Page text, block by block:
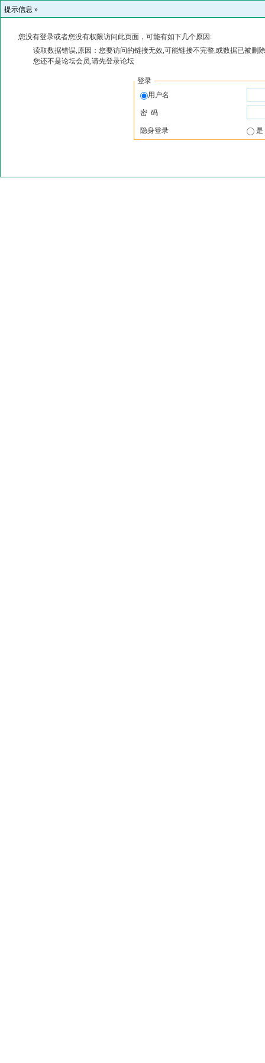
提示信息 »
您没有登录或者您没有权限访问此页面，可能有如下几个原因:
读取数据错误,原因：您要访问的链接无效,可能链接不完整,或数据已被删
您还不是论坛会员,请先登录论坛
登录
用户名
密 码
隐身登录